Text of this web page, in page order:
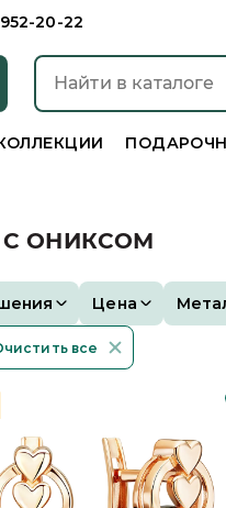
20-22
С ОНИКСОМ
Цена
все